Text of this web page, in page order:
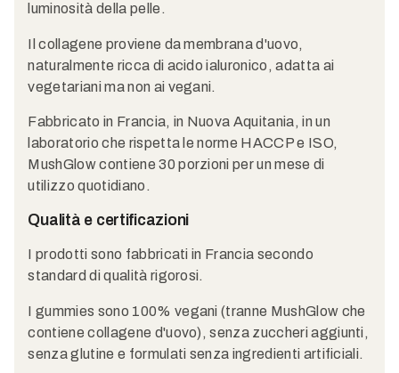
luminosità della pelle.
Il collagene proviene da membrana d'uovo,
naturalmente ricca di acido ialuronico, adatta ai
vegetariani ma non ai vegani.
Fabbricato in Francia, in Nuova Aquitania, in un
laboratorio che rispetta le norme HACCP e ISO,
MushGlow contiene 30 porzioni per un mese di
utilizzo quotidiano.
Qualità e certificazioni
I prodotti sono fabbricati in Francia secondo
standard di qualità rigorosi.
I gummies sono 100% vegani (tranne MushGlow che
contiene collagene d'uovo), senza zuccheri aggiunti,
senza glutine e formulati senza ingredienti artificiali.